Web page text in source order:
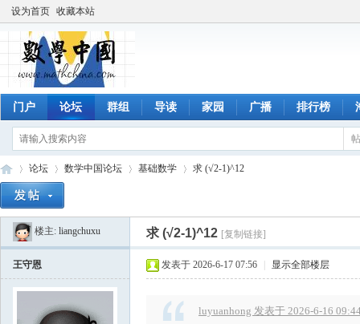
设为首页 收藏本站
门户 论坛 群组 导读 家园 广播 排行榜
»
论坛
›
数学中国论坛 基础数学
›
求 (√2-1)^12
楼主: liangchuxu 求 (√2-1)^12 [复制链接]
王守恩 发表于 2026-6-17 07:56 显示全部楼层
luyuanhong 发表于 2026-6-16